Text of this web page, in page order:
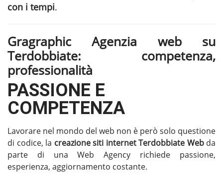
con i tempi.
Gragraphic Agenzia web su
Terdobbiate: competenza,
professionalità
PASSIONE E
COMPETENZA
Lavorare nel mondo del web non è però solo questione
di codice, la creazione siti internet Terdobbiate Webda
parte di una Web Agency richiede passione,
esperienza, aggiornamento costante.